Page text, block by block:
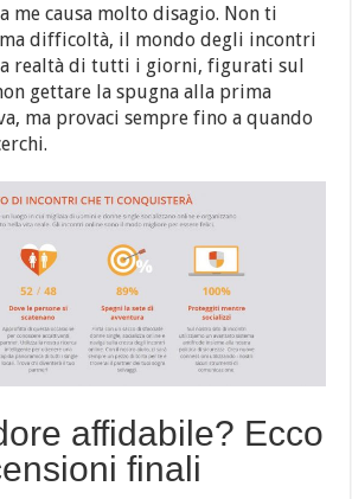
me causa molto disagio. Non ti
difficoltà, il mondo degli incontri
realtà di tutti i giorni, figurati sul
gettare la spugna alla prima
ma provaci sempre fino a quando
affidabile? Ecco
finali